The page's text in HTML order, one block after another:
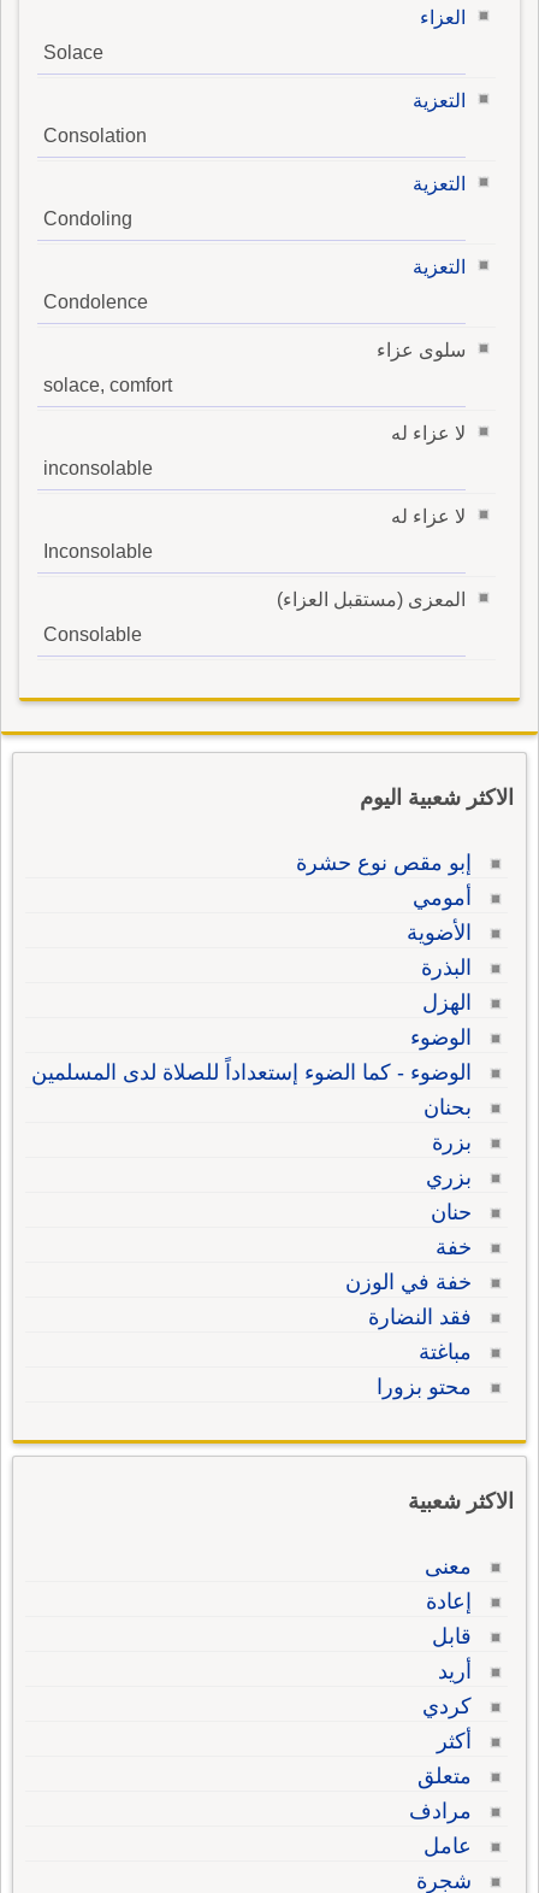
العزاء
Solace
التعزية
Consolation
التعزية
Condoling
التعزية
Condolence
سلوى عزاء
solace, comfort
لا عزاء له
inconsolable
لا عزاء له
Inconsolable
المعزى (مستقبل العزاء)
Consolable
الاكثر شعبية اليوم
إبو مقص نوع حشرة
أمومي
الأضوية
البذرة
الهزل
الوضوء
الوضوء - كما الضوء إستعداداً للصلاة لدى المسلمين
بحنان
بزرة
بزري
حنان
خفة
خفة في الوزن
فقد النضارة
مباغتة
محتو بزورا
الاكثر شعبية
معنى
إعادة
قابل
أريد
كردي
أكثر
متعلق
مرادف
عامل
شجرة